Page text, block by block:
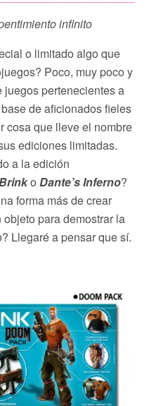
infinito
o limitado algo que
Poco, muy poco y
pertenecientes a
de aficionados fieles
cosa que lleve el nombre
ediciones limitadas.
a la edición
o Dante’s Inferno?
forma más de crear
para demostrar la
Llegaré a pensar que sí.